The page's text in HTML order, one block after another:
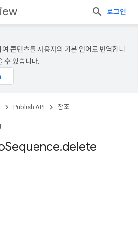
로그인
콘텐츠를 사용자의 기본 언어로 번역합니
수 있습니다.
Publish API 참조
Sequence.delete